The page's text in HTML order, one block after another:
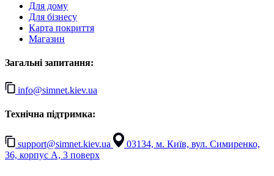
Для дому
Для бізнесу
Карта покриття
Магазин
Загальні запитання:
info@simnet.kiev.ua
Технічна підтримка:
support@simnet.kiev.ua
03134, м. Київ, вул. Симиренко,
36, корпус А, 3 поверх